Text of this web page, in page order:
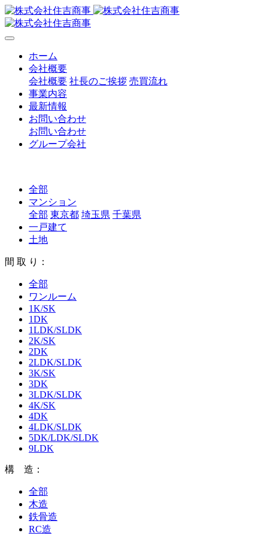
ホーム
会社概要
会社概要 社長のご挨拶 売買流れ
事業内容
最新情報
お問い合わせ
お問い合わせ
グループ会社
全部
マンション
全部 東京都 埼玉県 千葉県
一戸建て
土地
間 取 り：
全部
ワンルーム
1K/SK
1DK
1LDK/SLDK
2K/SK
2DK
2LDK/SLDK
3K/SK
3DK
3LDK/SLDK
4K/SK
4DK
4LDK/SLDK
5DK/LDK/SLDK
9LDK
構 造：
全部
木造
鉄骨造
RC造